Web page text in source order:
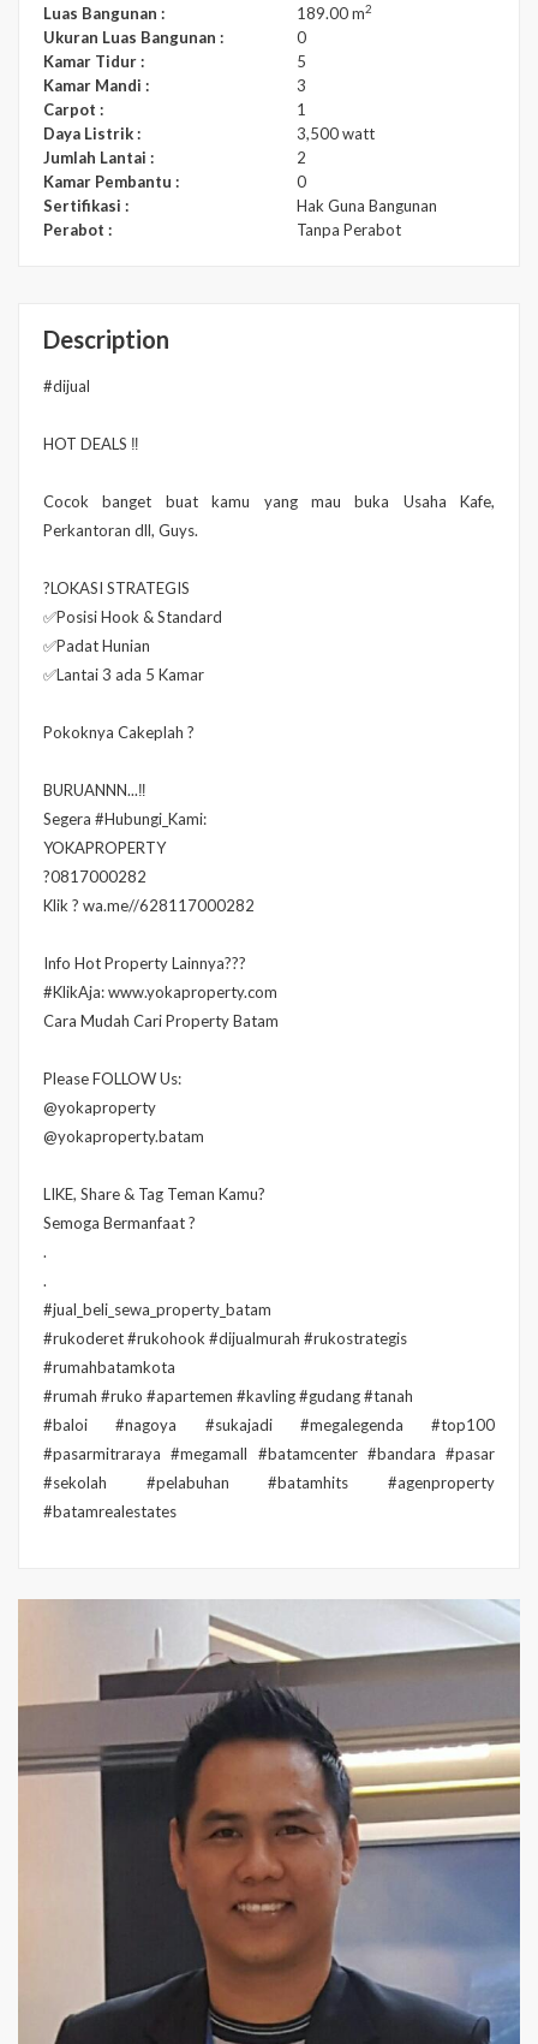
Luas Bangunan :
189.00 m2
Ukuran Luas Bangunan :
0
Kamar Tidur :
5
Kamar Mandi :
3
Carpot :
1
Daya Listrik :
3,500 watt
Jumlah Lantai :
2
Kamar Pembantu :
0
Sertifikasi :
Hak Guna Bangunan
Perabot :
Tanpa Perabot
Description
#dijual
HOT DEALS ‼
Cocok banget buat kamu yang mau buka Usaha Kafe,
Perkantoran dll, Guys.
?LOKASI STRATEGIS
✅Posisi Hook & Standard
✅Padat Hunian
✅Lantai 3 ada 5 Kamar
Pokoknya Cakeplah ?
BURUANNN...‼
Segera #Hubungi_Kami:
YOKAPROPERTY
?0817000282
Klik ? wa.me//628117000282
Info Hot Property Lainnya???
#KlikAja: www.yokaproperty.com
Cara Mudah Cari Property Batam
Please FOLLOW Us:
@yokaproperty
@yokaproperty.batam
LIKE, Share & Tag Teman Kamu?
Semoga Bermanfaat ?
.
.
#jual_beli_sewa_property_batam
#rukoderet #rukohook #dijualmurah #rukostrategis
#rumahbatamkota
#rumah #ruko #apartemen #kavling #gudang #tanah
#baloi #nagoya #sukajadi #megalegenda #top100
#pasarmitraraya #megamall #batamcenter #bandara #pasar
#sekolah #pelabuhan #batamhits #agenproperty
#batamrealestates